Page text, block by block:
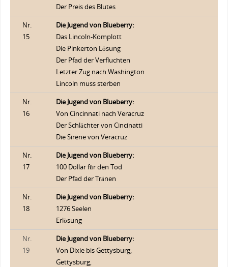
Der Preis des Blutes
Nr.
15
Die Jugend von Blueberry:
Das Lincoln-Komplott
Die Pinkerton Lösung
Der Pfad der Verfluchten
Letzter Zug nach Washington
Lincoln muss sterben
Nr.
16
Die Jugend von Blueberry:
Von Cincinnati nach Veracruz
Der Schlächter von Cincinatti
Die Sirene von Veracruz
Nr.
17
Die Jugend von Blueberry:
100 Dollar für den Tod
Der Pfad der Tränen
Nr.
18
Die Jugend von Blueberry:
1276 Seelen
Erlösung
Nr.
19
Die Jugend von Blueberry:
Von Dixie bis Gettysburg,
Gettysburg,